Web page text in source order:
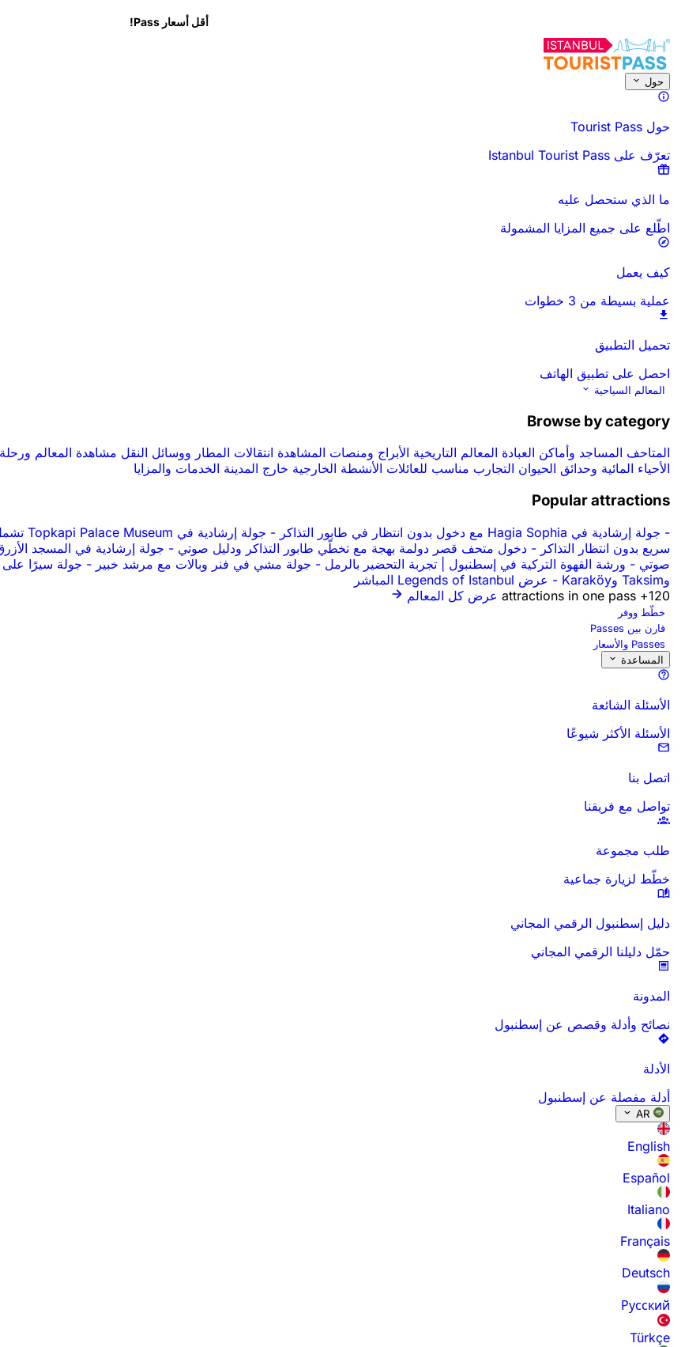
أقل أسعار Pass!
حول
حول Tourist Pass
تعرّف على Istanbul Tourist Pass
ما الذي ستحصل عليه
اطّلع على جميع المزايا المشمولة
كيف يعمل
عملية بسيطة من 3 خطوات
تحميل التطبيق
احصل على تطبيق الهاتف
المعالم السياحية
Browse by category
المتاحف المساجد وأماكن العبادة المعالم التاريخية الأبراج ومنصات المشاهدة انتقالات المطار ووسائل النقل مشاهدة المعالم
الأحياء المائية وحدائق الحيوان التجارب مناسب للعائلات الأنشطة الخارجية خارج المدينة الخدمات والمزايا
Popular attractions
- جولة إرشادية في Hagia Sophia مع دخول بدون انتظار في طابور التذاكر - جولة إرشادية في Topkapi Palace Museum تشمل تذاكر الدخول
سريع بدون انتظار التذاكر - دخول متحف قصر دولمة بهجة مع تخطّي طابور التذاكر ودليل صوتي - جولة إرشادية في المسجد
صوتي - ورشة القهوة التركية في إسطنبول | تجربة التحضير بالرمل - جولة مشي في فنر وبالات مع مرشد خبير -
وTaksim وKaraköy
- عرض Legends of Istanbul المباشر
120+ attractions in one pass
عرض كل المعالم
خطّط ووفر
قارن بين Passes
Passes والأسعار
المساعدة
الأسئلة الشائعة
الأسئلة الأكثر شيوعًا
اتصل بنا
تواصل مع فريقنا
طلب مجموعة
خطّط لزيارة جماعية
دليل إسطنبول الرقمي المجاني
حمّل دليلنا الرقمي المجاني
المدونة
نصائح وأدلة وقصص عن إسطنبول
الأدلة
أدلة مفصلة عن إسطنبول
AR
English
Español
Italiano
Français
Deutsch
Русский
Türkçe